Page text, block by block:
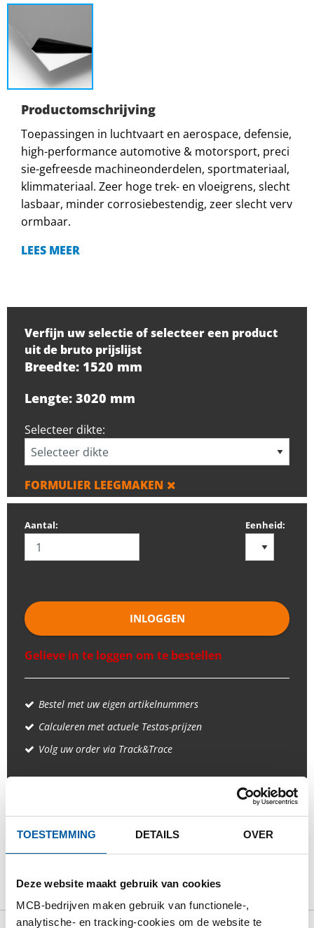
TOESTEMMING DETAILS OVER
Deze website maakt gebruik van cookies
MCB-bedrijven maken gebruik van functionele-,
analytische- en tracking-cookies om de website te
Productomschrijving
Toepassingen in luchtvaart en aerospace, defensie,
high-performance automotive & motorsport, preci
sie-gefreesde machineonderdelen, sportmateriaal,
klimmateriaal. Zeer hoge trek- en vloeigrens, slecht
lasbaar, minder corrosiebestendig, zeer slecht verv
ormbaar.
LEES MEER
Verfijn uw selectie of selecteer een product
uit de bruto prijslijst
Breedte: 1520 mm
Lengte: 3020 mm
Selecteer dikte:
FORMULIER LEEGMAKEN
Aantal: Eenheid:
INLOGGEN
Gelieve in te loggen om te bestellen
Bestel met uw eigen artikelnummers
Calculeren met actuele Testas-prijzen
Volg uw order via Track&Trace
PRODUCT
PRODUCT OMSCHRIJVING